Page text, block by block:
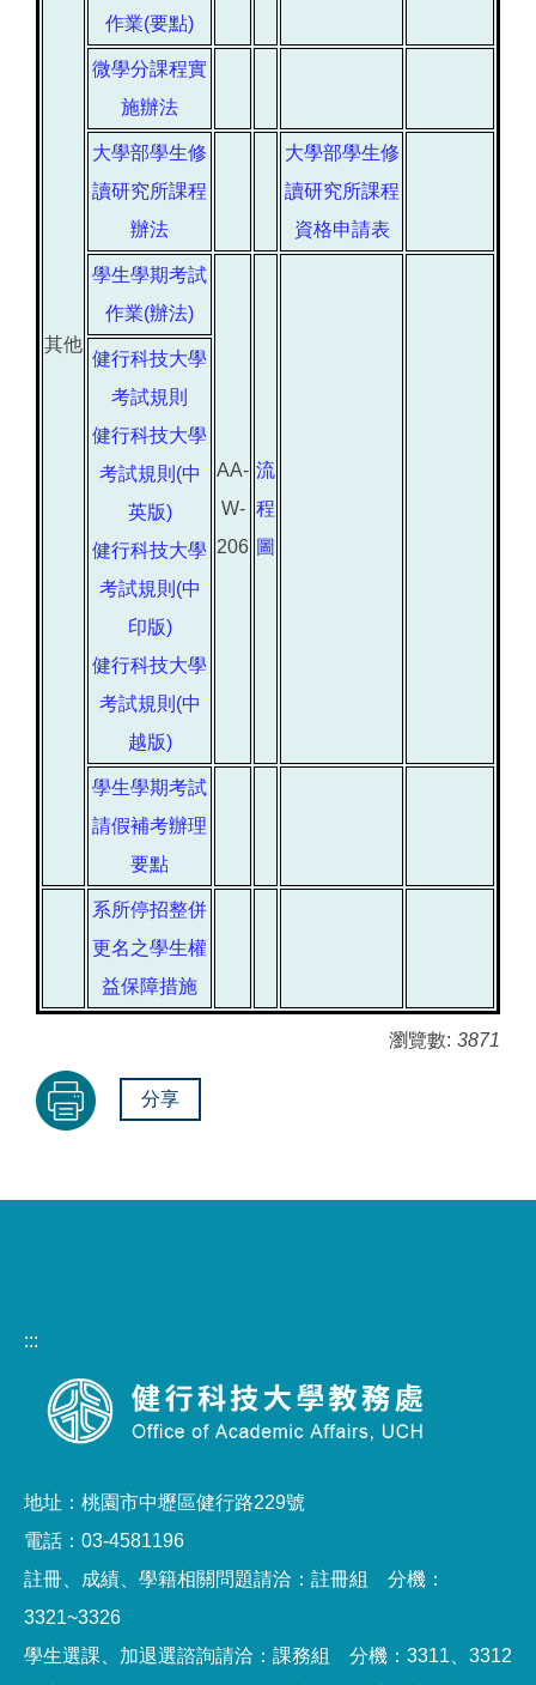
其他
作業(要點)
微學分課程實
施辦法
大學部學生修
讀研究所課程
辦法
大學部學生修
讀研究所課程
資格申請表
學生學期考試
作業(辦法)
AA-
W-
206
流
程
圖
健行科技大學
考試規則
健行科技大學
考試規則(中
英版)
健行科技大學
考試規則(中
印版)
健行科技大學
考試規則(中
越版)
學生學期考試
請假補考辦理
要點
系所停招整併
更名之學生權
益保障措施
瀏覽數: 3871
分享
:::
地址：桃園市中壢區健行路229號
電話：03-4581196
註冊、成績、學籍相關問題請洽：註冊組 分機：
3321~3326
學生選課、加退選諮詢請洽：課務組 分機：3311、3312